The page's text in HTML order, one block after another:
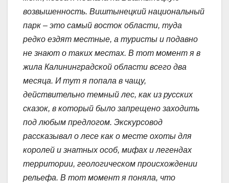
возвышенность. Виштынецкий национальный
парк – это самый восток области, туда
редко ездят местные, а туристы и подавно
не знают о таких местах. В тот момент я в
жила Калининградской области всего два
месяца. И тут я попала в чащу,
действительно темный лес, как из русских
сказок, в который было запрещено заходить
под любым предлогом. Экскурсовод
рассказывал о лесе как о месте охоты для
королей и знатных особ, мифах и легендах
территории, геологическом происхождении
рельефа. В тот момент я поняла, что